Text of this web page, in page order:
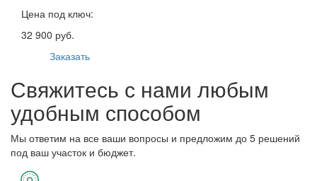
Цена под ключ:
32 900 руб.
Заказать
Свяжитесь с нами любым
удобным способом
Мы ответим на все ваши вопросы и предложим до 5 решений
под ваш участок и бюджет.